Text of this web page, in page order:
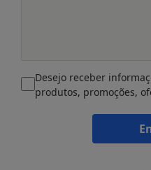
Desejo receber
produtos, promoções,